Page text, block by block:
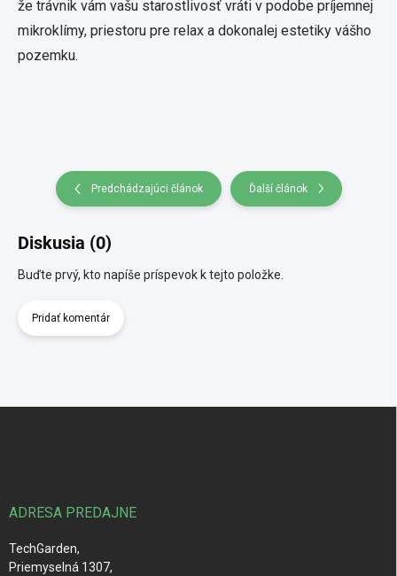
že trávnik vám vašu starostlivosť vráti v podobe príjemnej
mikroklímy, priestoru pre relax a dokonalej estetiky vášho
pozemku.
Predchádzajúci článok Ďalší článok
Diskusia (0)
Buďte prvý, kto napíše príspevok k tejto položke.
Pridať komentár
ADRESA PREDAJNE
TechGarden,
Priemyselná 1307,